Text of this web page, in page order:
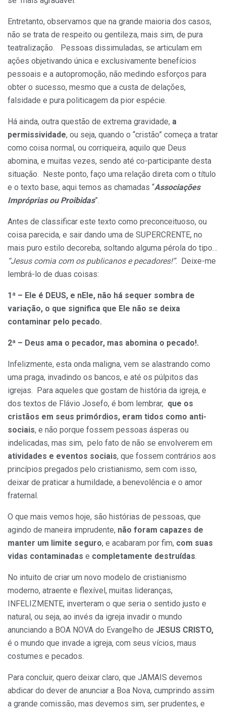
Entretanto, observamos que na grande maioria dos casos,
não se trata de respeito ou gentileza, mais sim, de pura
teatralização. Pessoas dissimuladas, se articulam em
ações objetivando única e exclusivamente benefícios
pessoais e a autopromoção, não medindo esforços para
obter o sucesso, mesmo que a custa de delações,
falsidade e pura politicagem da pior espécie.
Há ainda, outra questão de extrema gravidade, a
permissividade, ou seja, quando o “cristão” começa a tratar
como coisa normal, ou corriqueira, aquilo que Deus
abomina, e muitas vezes, sendo até co-participante desta
situação. Neste ponto, faço uma relação direta com o título
e o texto base, aqui temos as chamadas “Associações
Impróprias ou Proibidas”.
Antes de classificar este texto como preconceituoso, ou
coisa parecida, e sair dando uma de SUPERCRENTE, no
mais puro estilo decoreba, soltando alguma pérola do tipo…
“Jesus comia com os publicanos e pecadores!”. Deixe-me
lembrá-lo de duas coisas:
1ª – Ele é DEUS, e nEle, não há sequer sombra de
variação, o que significa que Ele não se deixa
contaminar pelo pecado.
2ª – Deus ama o pecador, mas abomina o pecado!.
Infelizmente, esta onda maligna, vem se alastrando como
uma praga, invadindo os bancos, e até os púlpitos das
igrejas. Para aqueles que gostam de história da igreja, e
dos textos de Flávio Josefo, é bom lembrar, que os
cristãos em seus primórdios, eram tidos como anti-
sociais, e não porque fossem pessoas ásperas ou
indelicadas, mas sim, pelo fato de não se envolverem em
atividades e eventos sociais, que fossem contrários aos
princípios pregados pelo cristianismo, sem com isso,
deixar de praticar a humildade, a benevolência e o amor
fraternal.
O que mais vemos hoje, são histórias de pessoas, que
agindo de maneira imprudente, não foram capazes de
manter um limite seguro, e acabaram por fim, com suas
vidas contaminadas e completamente destruídas.
No intuito de criar um novo modelo de cristianismo
moderno, atraente e flexível, muitas lideranças,
INFELIZMENTE, inverteram o que seria o sentido justo e
natural, ou seja, ao invés da igreja invadir o mundo
anunciando a BOA NOVA do Evangelho de JESUS CRISTO,
é o mundo que invade a igreja, com seus vícios, maus
costumes e pecados.
Para concluir, quero deixar claro, que JAMAIS devemos
abdicar do dever de anunciar a Boa Nova, cumprindo assim
a grande comissão, mas devemos sim, ser prudentes, e